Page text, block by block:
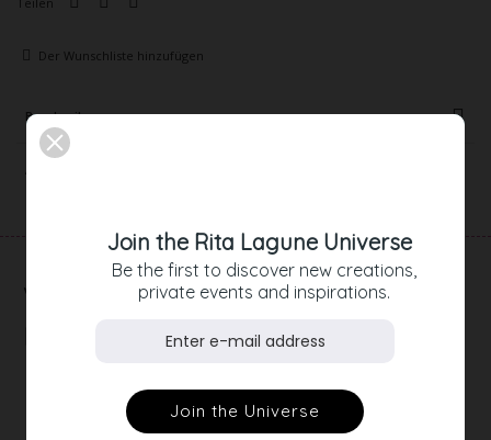
Der Wunschliste hinzufügen
Beschreibung
Artikeldetails
RELATED
Join the Rita Lagune Universe
Be the first to discover new creations,
private events and inspirations.